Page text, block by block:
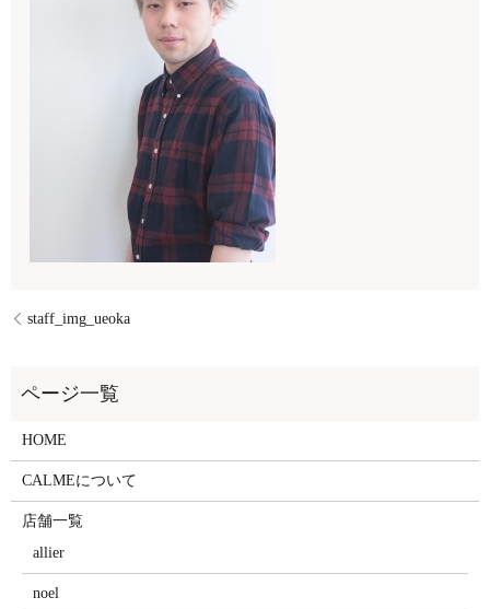
staff_img_ueoka
HOME
CALMEについて
店舗一覧
allier
noel